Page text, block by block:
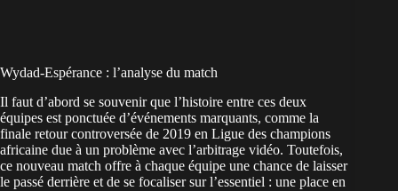
Wydad-Espérance : l’analyse du match
Il faut d’abord se souvenir que l’histoire entre ces deux
équipes est ponctuée d’événements marquants, comme la
finale retour controversée de 2019 en Ligue des champions
africaine due à un problème avec l’arbitrage vidéo. Toutefois,
ce nouveau match offre à chaque équipe une chance de laisser
le passé derrière et de se focaliser sur l’essentiel : une place en